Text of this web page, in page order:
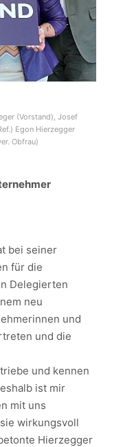
(Vorstand), Josef
Egon Hierzegger
Obfrau)
bei seiner
für die
Delegierten
neu
und
und die
und kennen
ist mir
mit uns
wirkungsvoll
Hierzegger